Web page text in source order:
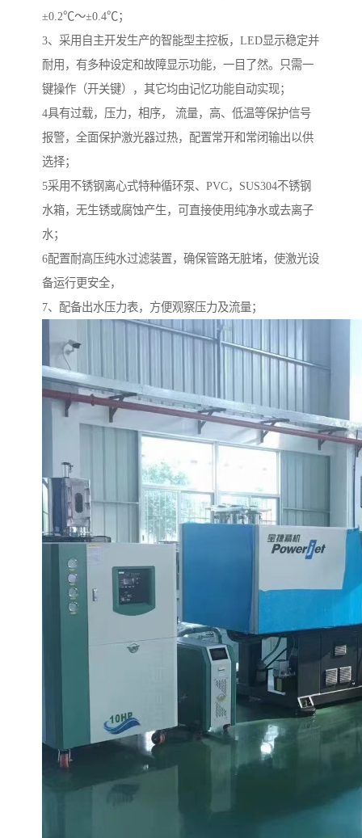
±0.2℃～±0.4℃；
3、采用自主开发生产的智能型主控板，LED显示稳定并
耐用，有多种设定和故障显示功能，一目了然。只需一
键操作（开关键），其它均由记忆功能自动实现；
4具有过载，压力，相序， 流量，高、低温等保护信号
报警，全面保护激光器过热，配置常开和常闭输出以供
选择；
5采用不锈钢离心式特种循环泵、PVC，SUS304不锈钢
水箱，无生锈或腐蚀产生，可直接使用纯净水或去离子
水；
6配置耐高压纯水过滤装置，确保管路无脏堵，使激光设
备运行更安全，
7、配备出水压力表，方便观察压力及流量；